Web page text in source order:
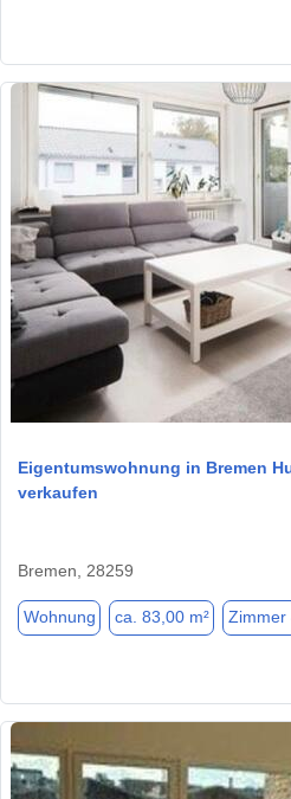
Eigentumswohnung in Bremen
verkaufen
Bremen, 28259
Wohnung ca. 83,00 m² Zimmer